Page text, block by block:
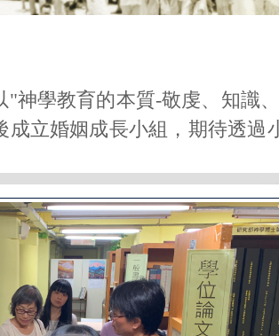
"神學教育的本質-敬虔、知識
成立婚姻成長小組，期待透